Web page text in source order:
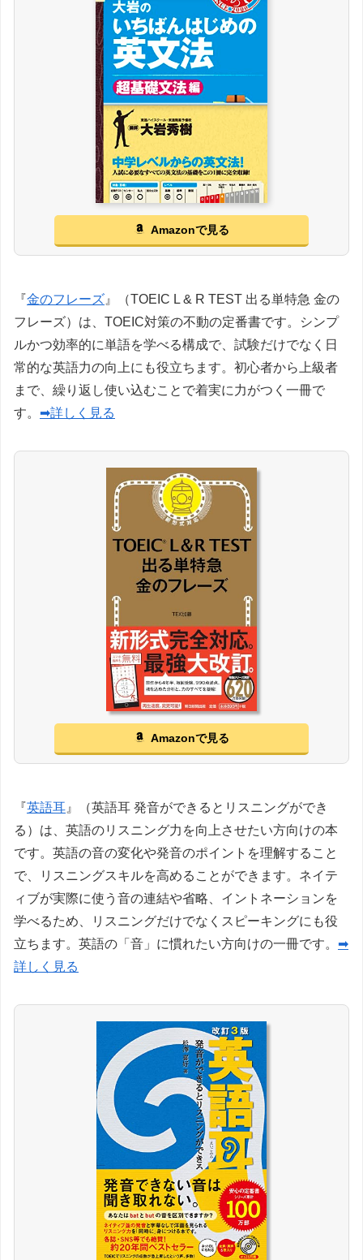
Amazonで見る
『金のフレーズ 』（TOEIC L & R TEST 出る単特急 金の
フレーズ）は、TOEIC対策の不動の定番書です。シンプ
ルかつ効率的に単語を学べる構成で、試験だけでなく日
常的な英語力の向上にも役立ちます。初心者から上級者
まで、繰り返し使い込むことで着実に力がつく一冊で
す。 ➡詳しく見る
Amazonで見る
『英語耳 』（英語耳 発音ができるとリスニングができ
る）は、英語のリスニング力を向上させたい方向けの本
です。英語の音の変化や発音のポイントを理解すること
で、リスニングスキルを高めることができます。ネイテ
ィブが実際に使う音の連結や省略、イントネーションを
学べるため、リスニングだけでなくスピーキングにも役
立ちます。英語の「音」に慣れたい方向けの一冊です。 ➡
詳しく見る